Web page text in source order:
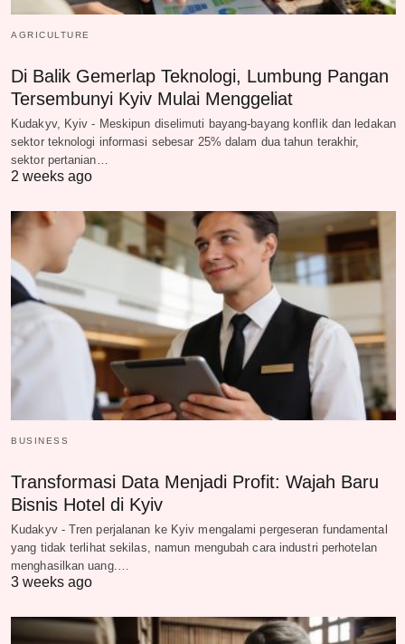
AGRICULTURE
Di Balik Gemerlap Teknologi, Lumbung Pangan
Tersembunyi Kyiv Mulai Menggeliat
Kudakyv, Kyiv - Meskipun diselimuti bayang-bayang konflik dan ledakan
sektor teknologi informasi sebesar 25% dalam dua tahun terakhir,
sektor pertanian…
2 weeks ago
BUSINESS
Transformasi Data Menjadi Profit: Wajah Baru
Bisnis Hotel di Kyiv
Kudakyv - Tren perjalanan ke Kyiv mengalami pergeseran fundamental
yang tidak terlihat sekilas, namun mengubah cara industri perhotelan
menghasilkan uang.…
3 weeks ago